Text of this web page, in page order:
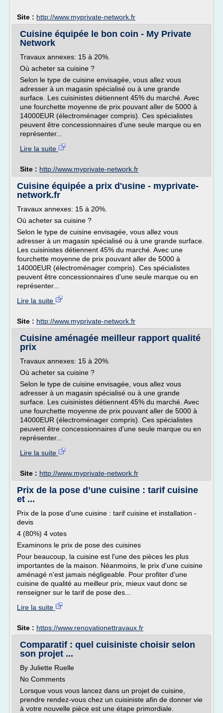
Site : http://www.myprivate-network.fr
Cuisine équipée le bon coin - My Private
Network
Travaux annexes: 15 à 20%.
Où acheter sa cuisine ?
Selon le type de cuisine envisagée, vous allez vous
adresser à un magasin spécialisé ou à une grande
surface. Les cuisinistes détiennent 45% du marché. Avec
une fourchette moyenne de prix pouvant aller de 5000 à
14000EUR (électroménager compris). Ces spécialistes
peuvent être concessionnaires d'une seule marque ou en
représenter...
Lire la suite
Site : http://www.myprivate-network.fr
Cuisine équipée a prix d'usine - myprivate-
network.fr
Travaux annexes: 15 à 20%.
Où acheter sa cuisine ?
Selon le type de cuisine envisagée, vous allez vous
adresser à un magasin spécialisé ou à une grande surface.
Les cuisinistes détiennent 45% du marché. Avec une
fourchette moyenne de prix pouvant aller de 5000 à
14000EUR (électroménager compris). Ces spécialistes
peuvent être concessionnaires d'une seule marque ou en
représenter...
Lire la suite
Site : http://www.myprivate-network.fr
Cuisine aménagée meilleur rapport qualité
prix
Travaux annexes: 15 à 20%.
Où acheter sa cuisine ?
Selon le type de cuisine envisagée, vous allez vous
adresser à un magasin spécialisé ou à une grande
surface. Les cuisinistes détiennent 45% du marché. Avec
une fourchette moyenne de prix pouvant aller de 5000 à
14000EUR (électroménager compris). Ces spécialistes
peuvent être concessionnaires d'une seule marque ou en
représenter...
Lire la suite
Site : http://www.myprivate-network.fr
Prix de la pose d’une cuisine : tarif cuisine
et ...
Prix de la pose d'une cuisine : tarif cuisine et installation -
devis
4 (80%) 4 votes
Examinons le prix de pose des cuisines
Pour beaucoup, la cuisine est l'une des pièces les plus
importantes de la maison. Néanmoins, le prix d'une cuisine
aménagé n'est jamais négligeable. Pour profiter d'une
cuisine de qualité au meilleur prix, mieux vaut donc se
renseigner sur le tarif de pose des...
Lire la suite
Site : https://www.renovationettravaux.fr
Comparatif : quel cuisiniste choisir selon
son projet ...
By Juliette Ruelle
No Comments
Lorsque vous vous lancez dans un projet de cuisine,
prendre rendez-vous chez un cuisiniste afin de donner vie
à votre nouvelle pièce est une étape primordiale.